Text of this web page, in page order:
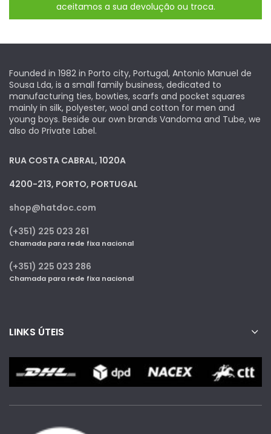
aceitamos a sua devolução ou troca.
Founded in 1982 in Porto city, Portugal, Antonio Manuel de
Sousa Lda, is a small family business, dedicated to
manufacturing ties, bowties, scarfs and pocket squares
mainly in silk, polyester, wool and cotton for men and
young boys. Beside our own brands Vandoma and Tube, we
also do Private Label.
RUA COSTA CABRAL, 1020A
4200-213, PORTO, PORTUGAL
shop@hatdoc.com
(+351) 225 023 261
Chamada para rede fixa nacional
(+351) 225 023 286
Chamada para rede fixa nacional
LINKS ÚTEIS